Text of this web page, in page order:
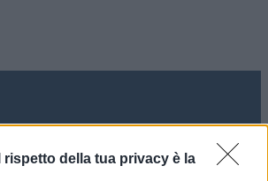
Il rispetto della tua privacy è la